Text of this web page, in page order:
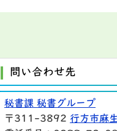
問い合わせ先
秘書課 秘書グループ
〒311-3892 行方市麻